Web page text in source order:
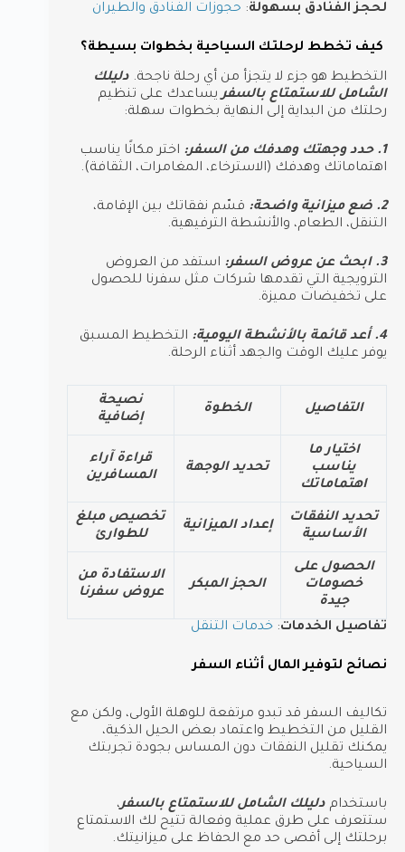
لحجز الفنادق بسهولة: حجوزات الفنادق والطيران
كيف تخطط لرحلتك السياحية بخطوات بسيطة؟
التخطيط هو جزء لا يتجزأ من أي رحلة ناجحة. دليلك
الشامل للاستمتاع بالسفريساعدك على تنظيم
رحلتك من البداية إلى النهاية بخطوات سهلة:
1. حدد وجهتك وهدفك من السفر:
اختر مكانًا يناسب
اهتماماتك وهدفك (الاسترخاء، المغامرات، الثقافة).
2. ضع ميزانية واضحة:
قسّم نفقاتك بين الإقامة،
التنقل، الطعام، والأنشطة الترفيهية.
3. ابحث عن عروض السفر:
استفد من العروض
الترويجية التي تقدمها شركات مثل سفرنا للحصول
على تخفيضات مميزة.
4. أعد قائمة بالأنشطة اليومية:
التخطيط المسبق
يوفر عليك الوقت والجهد أثناء الرحلة.
التفاصيل الخطوة
نصيحة
إضافية
اختيار ما
يناسب
اهتماماتك
تحديد الوجهة
قراءة آراء
المسافرين
تحديد النفقات
الأساسية
إعداد الميزانية
تخصيص مبلغ
للطوارئ
الحصول على
خصومات
جيدة
الحجز المبكر
الاستفادة من
عروض سفرنا
تفاصيل الخدمات: خدمات التنقل
نصائح لتوفير المال أثناء السفر
تكاليف السفر قد تبدو مرتفعة للوهلة الأولى، ولكن مع
القليل من التخطيط واعتماد بعض الحيل الذكية،
يمكنك تقليل النفقات دون المساس بجودة تجربتك
السياحية.
باستخدام دليلك الشامل للاستمتاع بالسفر،
ستتعرف على طرق عملية وفعالة تتيح لك الاستمتاع
برحلتك إلى أقصى حد مع الحفاظ على ميزانيتك.